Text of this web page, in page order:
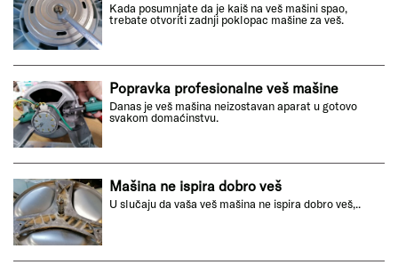
Kada posumnjate da je kaiš na veš mašini spao,
trebate otvoriti zadnji poklopac mašine za veš.
Popravka profesionalne veš mašine
Danas je veš mašina neizostavan aparat u gotovo
svakom domaćinstvu.
Mašina ne ispira dobro veš
U slučaju da vaša veš mašina ne ispira dobro veš,..